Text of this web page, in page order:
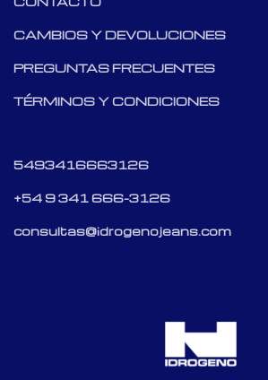
CAMBIOS Y DEVOLUCIONES
PREGUNTAS FRECUENTES
TÉRMINOS Y CONDICIONES
5493416663126
+54 9 341 666-3126
consultas@idrogenojeans.com